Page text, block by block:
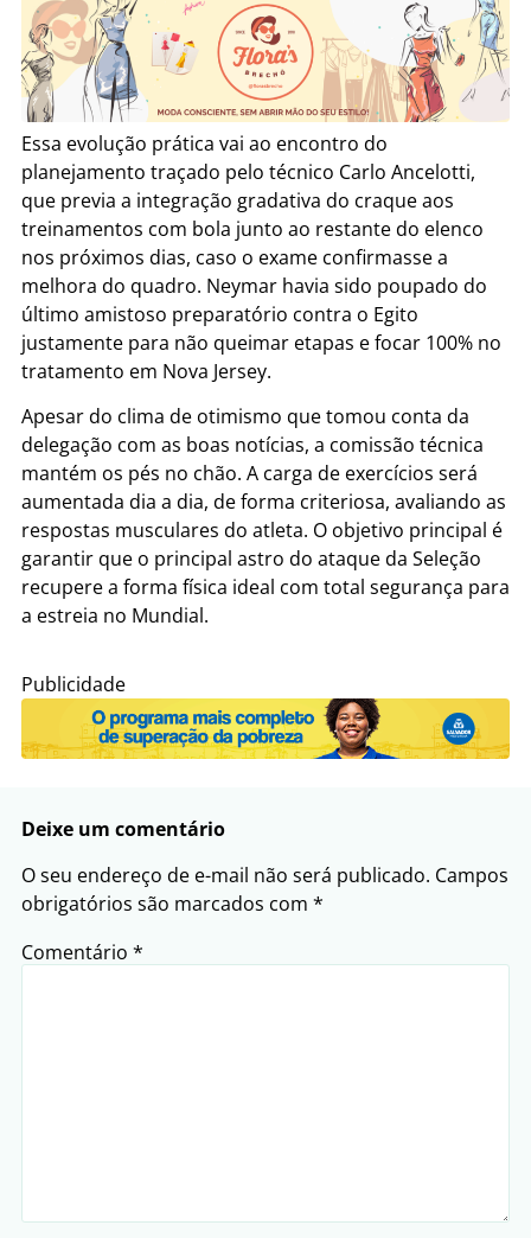
Essa evolução prática vai ao encontro do
planejamento traçado pelo técnico Carlo Ancelotti,
que previa a integração gradativa do craque aos
treinamentos com bola junto ao restante do elenco
nos próximos dias, caso o exame confirmasse a
melhora do quadro. Neymar havia sido poupado do
último amistoso preparatório contra o Egito
justamente para não queimar etapas e focar 100% no
tratamento em Nova Jersey.
Apesar do clima de otimismo que tomou conta da
delegação com as boas notícias, a comissão técnica
mantém os pés no chão. A carga de exercícios será
aumentada dia a dia, de forma criteriosa, avaliando as
respostas musculares do atleta. O objetivo principal é
garantir que o principal astro do ataque da Seleção
recupere a forma física ideal com total segurança para
a estreia no Mundial.
Publicidade
Deixe um comentário
O seu endereço de e-mail não será publicado. Campos
obrigatórios são marcados com *
Comentário *